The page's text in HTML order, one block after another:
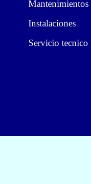
Mantenimientos
Instalaciones
Servicio